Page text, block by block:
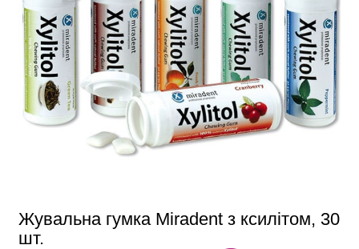
Жувальна гумка Miradent з ксилітом, 30
шт.